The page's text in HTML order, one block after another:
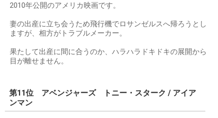
2010年公開のアメリカ映画です。
妻の出産に立ち会うため飛行機でロサンゼルスへ帰ろうとし
ますが、相方がトラブルメーカー。
果たして出産に間に合うのか、ハラハラドキドキの展開から
目が離せません。
第11位 アベンジャーズ トニー・スターク / アイア
ンマン